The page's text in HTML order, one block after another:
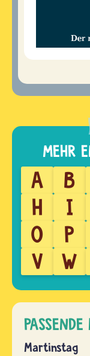
A B
H
I
O
P
V
W
Martinstag